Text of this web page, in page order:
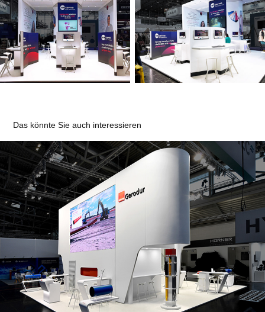
Das könnte Sie auch interessieren
Gerodur MPM Kunststoffverarbeitung